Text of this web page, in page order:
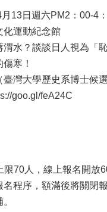
13日週六PM2：00-4
化運動紀念館
渭水？談談日人視為「
傷寒！
灣大學歷史系博士候選
goo.gl/feA24C
限70人，線上報名開放
名程序，額滿後將關閉